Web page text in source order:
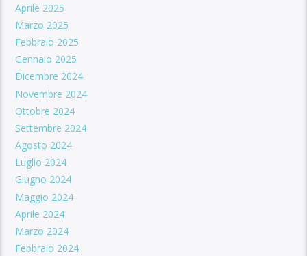
Aprile 2025
Marzo 2025
Febbraio 2025
Gennaio 2025
Dicembre 2024
Novembre 2024
Ottobre 2024
Settembre 2024
Agosto 2024
Luglio 2024
Giugno 2024
Maggio 2024
Aprile 2024
Marzo 2024
Febbraio 2024